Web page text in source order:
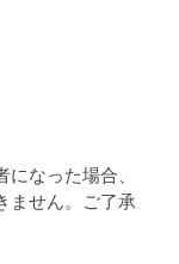
なった場合、
ません。ご了承